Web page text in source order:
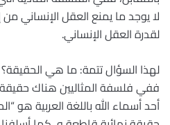
لا يوجد ما يمنع العقل الإنساني
لقدرة العقل الإنساني.
لهذا السؤال تتمة: ما هي الحقيقة؟
ففي فلسفة المثاليين هناك
أحد أسماء الله باللغة العربية